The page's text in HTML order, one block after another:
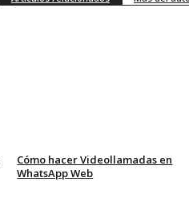
Cómo hacer Videollamadas en
WhatsApp Web